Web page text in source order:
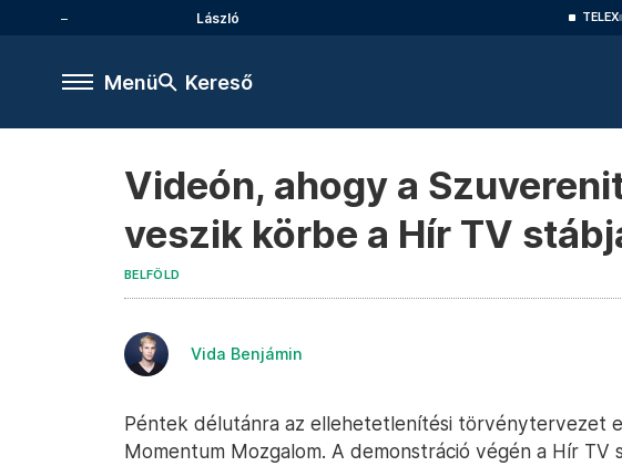
László TELEX
Menü Kereső
Videón, ahogy a
veszik körbe a Hír TV
BELFÖLD
Vida Benjámin
Péntek délutánra az ellehetetlenítési törvénytervezet
Momentum Mozgalom. A demonstráció végén a Hír TV